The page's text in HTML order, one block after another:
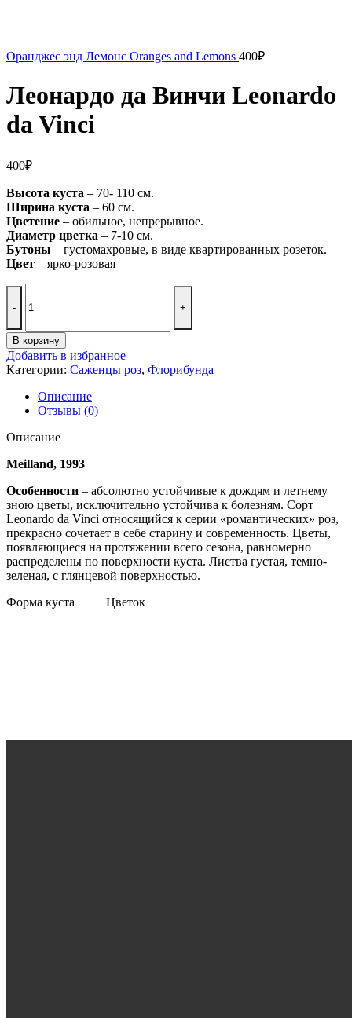
Оранджес энд Лемонс Oranges and Lemons 400₽
Леонардо да Винчи Leonardo
da Vinci
400₽
Высота куста – 70- 110 см.
Ширина куста – 60 см.
Цветение – обильное, непрерывное.
Диаметр цветка – 7-10 см.
Бутоны – густомахровые, в виде квартированных розеток.
Цвет – ярко-розовая
товара
да
Винчи
Leonardo
da
В корзину
Добавить в избранное
Категории: Саженцы роз, Флорибунда
Описание
Отзывы (0)
Описание
Meilland, 1993
Особенности – абсолютно устойчивые к дождям и летнему
зною цветы, исключительно устойчива к болезням. Сорт
Leonardo da Vinci относящийся к серии «романтических» роз,
прекрасно сочетает в себе старину и современность. Цветы,
появляющиеся на протяжении всего сезона, равномерно
распределены по поверхности куста. Листва густая, темно-
зеленая, с глянцевой поверхностью.
Форма куста Цветок